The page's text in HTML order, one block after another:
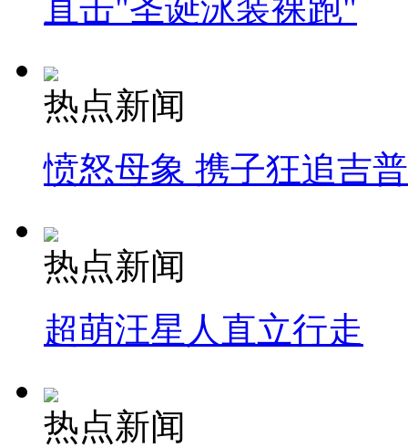
直击"圣诞泳装裸跑"
热点新闻
愤怒母象 携子狂追吉
热点新闻
超萌汪星人直立行走
热点新闻